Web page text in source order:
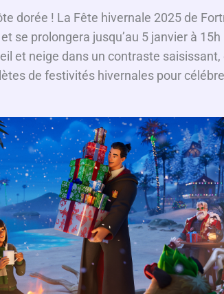
dorée ! La Fête hivernale 2025 de
se prolongera jusqu’au 5 janvier à 15h
et neige dans un contraste
de festivités hivernales pour